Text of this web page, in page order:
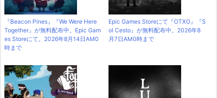
『Beacon Pines』『We Were Here
Together』が無料配布中。Epic Gam
es Storeにて。2026年8月14日AM0
時まで
Epic Games Storeにて『OTXO』『S
ol Cesto』が無料配布中。2026年8
月7日AM0時まで